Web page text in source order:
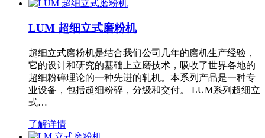
LUM 超细立式磨粉机
超细立式磨粉机是结合我们公司几年的磨机生产经验，
它的设计和研究的基础上立磨技术，吸收了世界各地的
超细粉碎理论的一种先进的轧机。本系列产品是一种专
业设备，包括超细粉碎，分级和交付。 LUM系列超细立
式…
了解详情